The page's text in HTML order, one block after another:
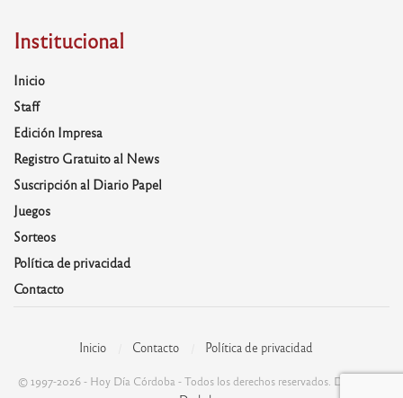
Institucional
Inicio
Staff
Edición Impresa
Registro Gratuito al News
Suscripción al Diario Papel
Juegos
Sorteos
Política de privacidad
Contacto
Inicio Contacto Política de privacidad
© 1997-2026 - Hoy Día Córdoba - Todos los derechos reservados. Desarrolla: